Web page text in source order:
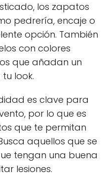
los zapatos
pedrería, encaje o
opción. También
con colores
que añadan un
look.
es clave para
por lo que es
que te permitan
aquellos que se
tengan una buena
lesiones.